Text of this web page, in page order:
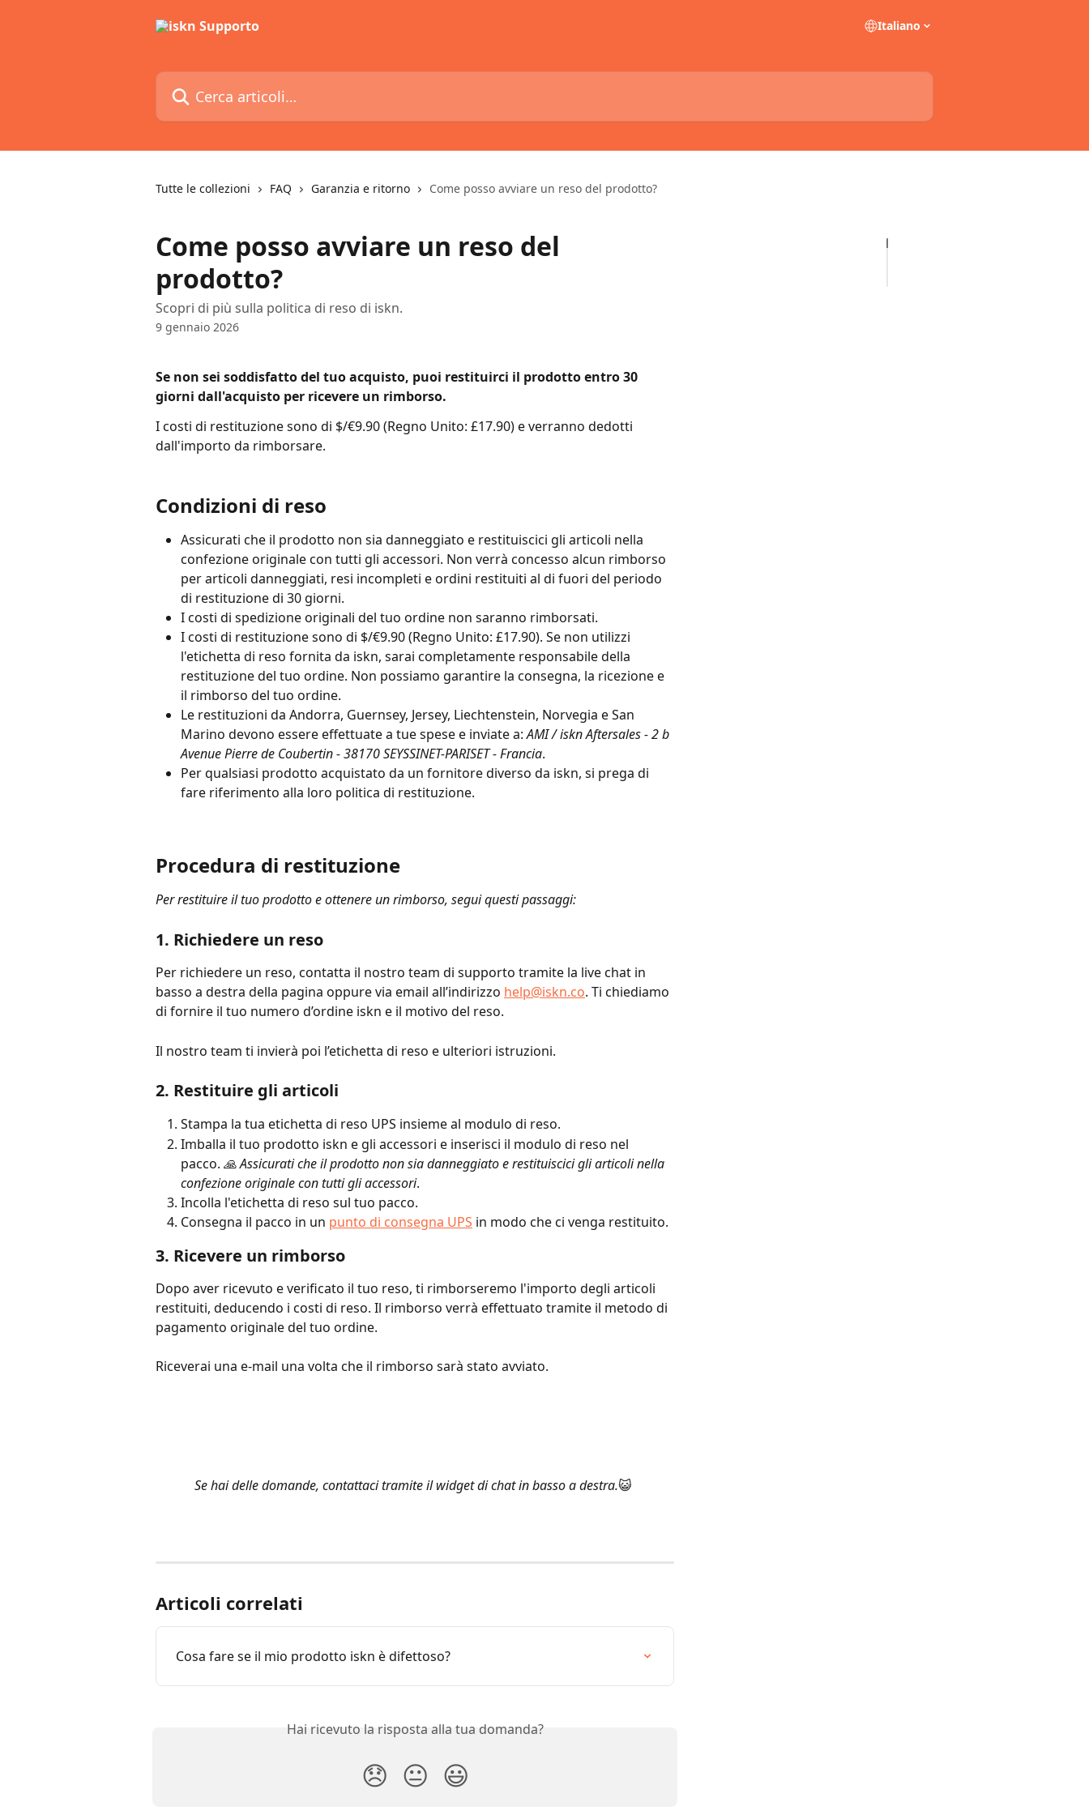
Italiano
Cerca articoli…
Tutte le collezioni FAQ Garanzia e ritorno Come posso avviare un reso del prodotto?
Come posso avviare un reso del
prodotto?
Scopri di più sulla politica di reso di iskn.
9 gennaio 2026
Se non sei soddisfatto del tuo acquisto, puoi restituirci il prodotto entro 30
giorni dall'acquisto per ricevere un rimborso.
I costi di restituzione sono di $/€9.90 (Regno Unito: £17.90) e verranno dedotti
dall'importo da rimborsare.
Condizioni di reso
Assicurati che il prodotto non sia danneggiato e restituiscici gli articoli nella
confezione originale con tutti gli accessori. Non verrà concesso alcun rimborso
per articoli danneggiati, resi incompleti e ordini restituiti al di fuori del periodo
di restituzione di 30 giorni.
I costi di spedizione originali del tuo ordine non saranno rimborsati.
I costi di restituzione sono di $/€9.90 (Regno Unito: £17.90). Se non utilizzi
l'etichetta di reso fornita da iskn, sarai completamente responsabile della
restituzione del tuo ordine. Non possiamo garantire la consegna, la ricezione e
il rimborso del tuo ordine.
Le restituzioni da Andorra, Guernsey, Jersey, Liechtenstein, Norvegia e San
Marino devono essere effettuate a tue spese e inviate a: AMI / iskn Aftersales - 2 b
Avenue Pierre de Coubertin - 38170 SEYSSINET-PARISET - Francia.
Per qualsiasi prodotto acquistato da un fornitore diverso da iskn, si prega di
fare riferimento alla loro politica di restituzione.
Procedura di restituzione
Per restituire il tuo prodotto e ottenere un rimborso, segui questi passaggi:
1. Richiedere un reso
Per richiedere un reso, contatta il nostro team di supporto tramite la live chat in
basso a destra della pagina oppure via email all’indirizzo help@iskn.co. Ti chiediamo
di fornire il tuo numero d’ordine iskn e il motivo del reso.
Il nostro team ti invierà poi l’etichetta di reso e ulteriori istruzioni.
2. Restituire gli articoli
Stampa la tua etichetta di reso UPS insieme al modulo di reso.
Imballa il tuo prodotto iskn e gli accessori e inserisci il modulo di reso nel
pacco. 🙏 Assicurati che il prodotto non sia danneggiato e restituiscici gli articoli nella
confezione originale con tutti gli accessori.
Incolla l'etichetta di reso sul tuo pacco.
Consegna il pacco in un punto di consegna UPS in modo che ci venga restituito.
3. Ricevere un rimborso
Dopo aver ricevuto e verificato il tuo reso, ti rimborseremo l'importo degli articoli
restituiti, deducendo i costi di reso. Il rimborso verrà effettuato tramite il metodo di
pagamento originale del tuo ordine.
Riceverai una e-mail una volta che il rimborso sarà stato avviato.
Se hai delle domande, contattaci tramite il widget di chat in basso a destra.😺
Articoli correlati
Cosa fare se il mio prodotto iskn è difettoso?
Hai ricevuto la risposta alla tua domanda?
😞 😐 😃